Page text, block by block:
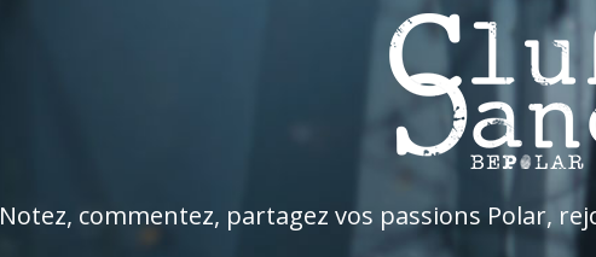
Notez, commentez, partagez vos passions Polar,